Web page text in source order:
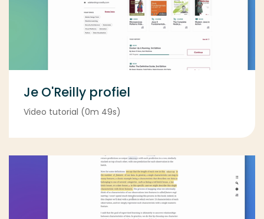
Je O'Reilly profiel
Video tutorial (0m 49s)